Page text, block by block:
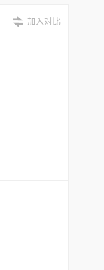
加入对比